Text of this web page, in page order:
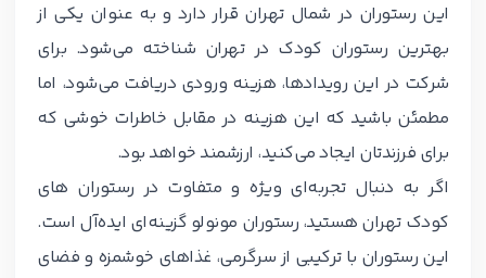
این رستوران در شمال تهران قرار دارد و به عنوان یکی از
بهترین رستوران کودک در تهران شناخته می‌شود. برای
شرکت در این رویدادها، هزینه ورودی دریافت می‌شود، اما
مطمئن باشید که این هزینه در مقابل خاطرات خوشی که
برای فرزندتان ایجاد می‌کنید، ارزشمند خواهد بود.
اگر به دنبال تجربه‌ای ویژه و متفاوت در رستوران های
کودک تهران هستید، رستوران مونولو گزینه‌ای ایده‌آل است.
این رستوران با ترکیبی از سرگرمی، غذاهای خوشمزه و فضای